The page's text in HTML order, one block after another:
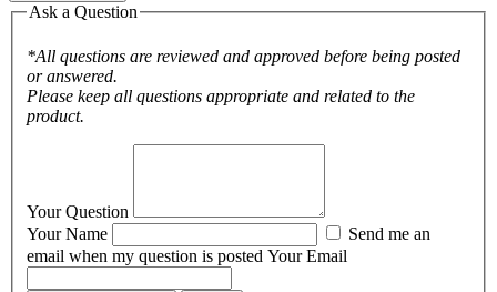
Ask a Question
*All questions are reviewed and approved before being posted
or answered.
Please keep all questions appropriate and related to the
product.
Your Question
Your Name
email when my question is posted Your Email